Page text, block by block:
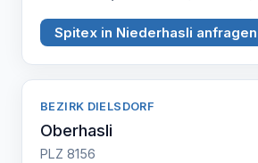
Spitex in Niederhasli anfragen
BEZIRK DIELSDORF
Oberhasli
PLZ 8156